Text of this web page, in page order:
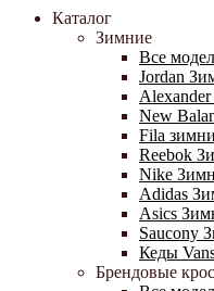
Каталог
Зимние
Все
Jordan
New
Fila
Reebok
Nike
Adidas
Asics
Saucony
Кеды
Брендовые